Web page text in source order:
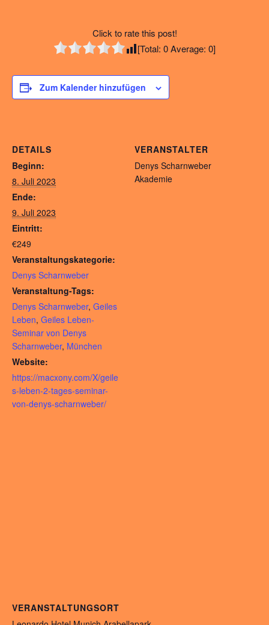
Click to rate this post!
[Total: 0Average: 0]
Zum Kalender hinzufügen
DETAILS
Beginn:
8. Juli 2023
Ende:
9. Juli 2023
Eintritt:
€249
Veranstaltungskategorie:
Denys Scharnweber
Veranstaltung-Tags:
Denys Scharnweber, Geiles
Leben, Geiles Leben-
Seminar von Denys
Scharnweber, München
Website:
https://macxony.com/X/geile
s-leben-2-tages-seminar-
von-denys-scharnweber/
VERANSTALTER
Denys Scharnweber
Akademie
VERANSTALTUNGSORT